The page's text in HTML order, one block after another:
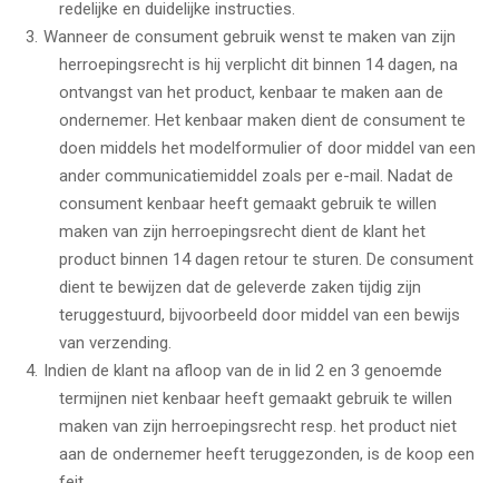
redelijke en duidelijke instructies.
Wanneer de consument gebruik wenst te maken van zijn
herroepingsrecht is hij verplicht dit binnen 14 dagen, na
ontvangst van het product, kenbaar te maken aan de
ondernemer. Het kenbaar maken dient de consument te
doen middels het modelformulier of door middel van een
ander communicatiemiddel zoals per e-mail. Nadat de
consument kenbaar heeft gemaakt gebruik te willen
maken van zijn herroepingsrecht dient de klant het
product binnen 14 dagen retour te sturen. De consument
dient te bewijzen dat de geleverde zaken tijdig zijn
teruggestuurd, bijvoorbeeld door middel van een bewijs
van verzending.
Indien de klant na afloop van de in lid 2 en 3 genoemde
termijnen niet kenbaar heeft gemaakt gebruik te willen
maken van zijn herroepingsrecht resp. het product niet
aan de ondernemer heeft teruggezonden, is de koop een